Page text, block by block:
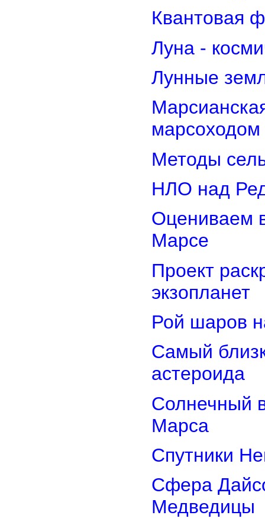
Квантовая
Луна -
Лунные
марсоходом
Методы
НЛО над
Оцениваем
Марсе
Проект
экзопланет
Рой шаров
Самый
астероида
Солнечный
Марса
Спутники
Сфера
Медведицы